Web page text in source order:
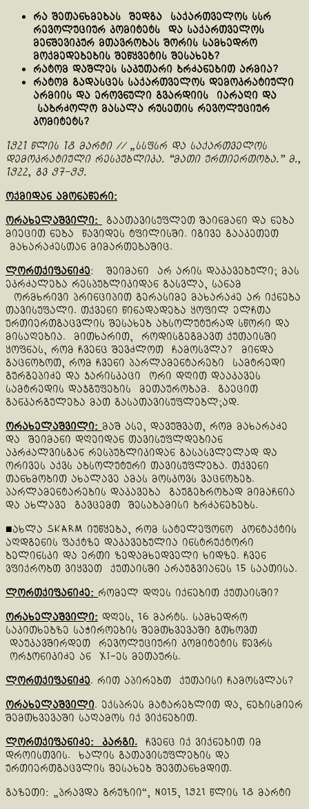
რა შეთანხმებას შედგა საქართველოს სსრ
რევოლუციურ კომიტეტს და საქართველოს
მენშევიკურ მთავრობას შორის სამხედრო
მოქმედებების შეწყვეტის შესახებ?
რატომ დაშლეს საკუთარი ბრძანებით არმია?
რატომ გადასცეს საქართველოს დემოკრატიული
არმიის და ეროვნული გვარდიის იარაღი და
საბრძოლო მასალა რუსეთის რევოლუციურ
კომიტეტს?
1921 წლის 18 მარტი // „სსფსრ და საქართველოს
დემოკრატიული რესპუბლიკა. “მათი ურთიერთობა.” მ.,
1922, გვ 97-99.
ოქმიდან ამონაწერი:
ორახელაშვილი:
გაათავისუფლეთ შაინმანი და ნება
მიეცით ნება წავიდეს ტფილისში. იგივე გააკეთეთ
მახარაძესთან მიმართებაშიც.
ლორთქიფანიძე: შეიმანი არ არის დაკავებული; მას
ეკრძალება რესპუბლიკიდან გასვლა, სანამ
ორმხრივი პრინციპით გერასიმე მახარაძე არ იქნება
თავისუფალი. თქვენი წინადადება ყოფილ ელჩთა
ურთიერთგაცვლის შესახებ აბსოლუტურად სწორი და
მისაღებია. მითხარით, როდისგეგმავთ ქუთაისში
ყოფნას, რომ ჩვენც შევძლოთ ჩამოსვლა? მინდა
გაცნობოთ, რომ ჩვენი პარლამენტარები სამტრედი
გურგეპიძე და ჯარისკაცი ორი დღით დააკავეს
სამტრედის დაჯგუფების მეთაურობამ. გაეცით
განკარგულება მათ გასათავისუფლებლ;ად.
ორახელაშვილი: მაშ ასე, დავუშვათ, რომ მახარაძე
და შეიმანი დღეიდან თავისუფლდებიან
აკრძალვისგან რესპუბლიკიდან გასასვლელად და
ორივეს აქვს აბსოლუტური თავისუფლება. თქვენი
თანხმობით ახალავე ამას მოსკოვს ვაცნობებ.
პარლამენტარების დაკავება გაუგებრობად მიმაჩნია
და ახლავე გავცემთ შესაბამისი ბრძანებებს.
■ახლა Skarm იუწყება, რომ სატელეფონო კონტაქტის
აღდგენის ფაქტზე დაკავებულია ინსტრუქტორი
ბელინსკი და ერთი ზედამხედველი ხიდზე. ჩვენ
ვფიქრობთ ვიყვეთ ქუთაისში არაუგვიანეს 15 საათისა.
ლორთქიფანიძე: რომელ დღეს იქნებით ქუთაისში?
ორახელაშვილი: დღეს, 16 მარტს. სამხედრო
საკითხებზე საჭიროების შემთხვევაში გთხოვთ
დაუკავშირდეთ რევოლუციური კომიტეტის წევრს
ორჯონიკიძე ან XI-ეს მეთაურს.
ლორთქიფანიძე. რით აპირებთ ქუთაისი ჩამოსვლას?
ორახელაშვილი. ექსპრეს მატარებლით და, ნებისმიერ
შემთხვევაში საღამოს იქ ვიქნებით.
ლორთქიფანიძე: კარგი. ჩვენც იქ ვიქნებით იმ
დროისთვის. ხალის გათავისუფლების და
ურთიერთგაცვლის შესახებ შევთანხმდით.
გაზეთი: „პრავდა გრუზიი“, No15, 1921 წლის 18 მარტი